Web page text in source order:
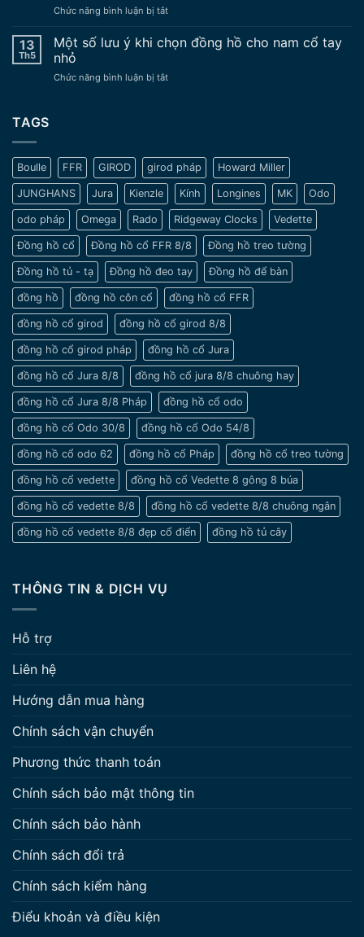
nâng
chế
tay
Vẻ
Đẹp
Tồn
Chức năng bình luận bị tắtở
đeo
cổ
tế
và
sang
trọng
13
Th5
Một số lưu ý khi chọn đồng hồ cho nam cổ tay
nhỏ
Chức năng bình luận bị tắtở
chọn
đồng
hồ
cho
nam
cổ
tay
nhỏ
TAGS
Boulle FFR GIROD girod pháp Howard Miller
JUNGHANS Jura Kienzle Kính Longines MK Odo
odo pháp Omega Rado Ridgeway Clocks Vedette
Đồng hồ cổ Đồng hồ cổ FFR 8/8 Đồng hồ treo tường
Đồng hồ tủ - tạ Đồng hồ đeo tay Đồng hồ để bàn
đồng hồ đồng hồ côn cổ đồng hồ cổ FFR
đồng hồ cổ girod đồng hồ cổ girod 8/8
đồng hồ cổ girod pháp đồng hồ cổ Jura
đồng hồ cổ Jura 8/8 đồng hồ cổ jura 8/8 chuông hay
đồng hồ cổ Jura 8/8 Pháp đồng hồ cổ odo
đồng hồ cổ Odo 30/8 đồng hồ cổ Odo 54/8
đồng hồ cổ odo 62 đồng hồ cổ Pháp đồng hồ cổ treo tường
đồng hồ cổ vedette đồng hồ cổ Vedette 8 gông 8 búa
đồng hồ cổ vedette 8/8 đồng hồ cổ vedette 8/8 chuông ngân
đồng hồ cổ vedette 8/8 đẹp cổ điển đồng hồ tủ cây
THÔNG TIN & DỊCH VỤ
Hỗ trợ
Liên hệ
Hướng dẫn mua hàng
Chính sách vận chuyển
Phương thức thanh toán
Chính sách bảo mật thông tin
Chính sách bảo hành
Chính sách đổi trả
Chính sách kiểm hàng
Điểu khoản và điều kiện